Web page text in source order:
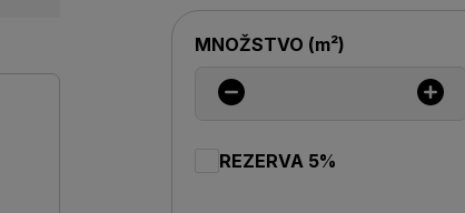
MNOŽSTVO (m²)
REZERVA 5%